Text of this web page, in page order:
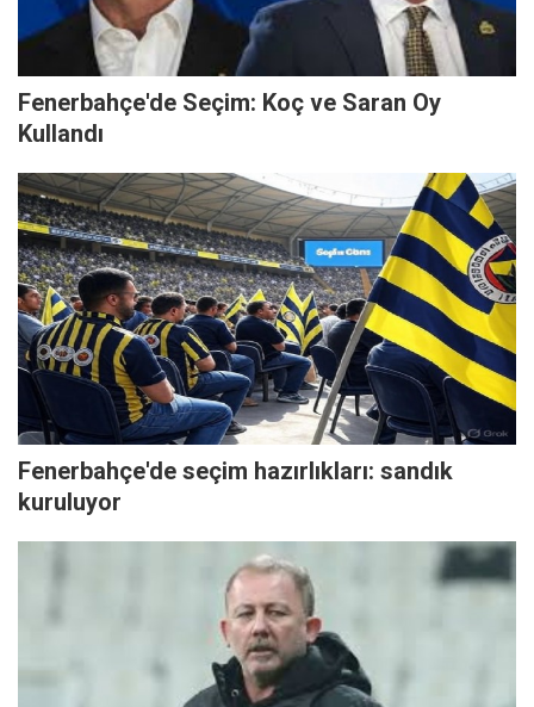
Fenerbahçe'de Seçim: Koç ve Saran Oy
Kullandı
Fenerbahçe'de seçim hazırlıkları: sandık
kuruluyor